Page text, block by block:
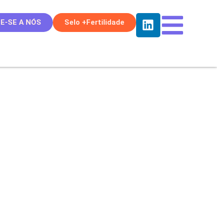
SE A NÓS Selo +Fertilidade